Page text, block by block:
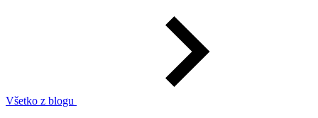
Všetko z blogu